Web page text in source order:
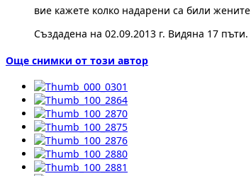
вие кажете колко надарени са били жените
Създадена на 02.09.2013 г. Видяна 17 пъти.
Още снимки от този автор